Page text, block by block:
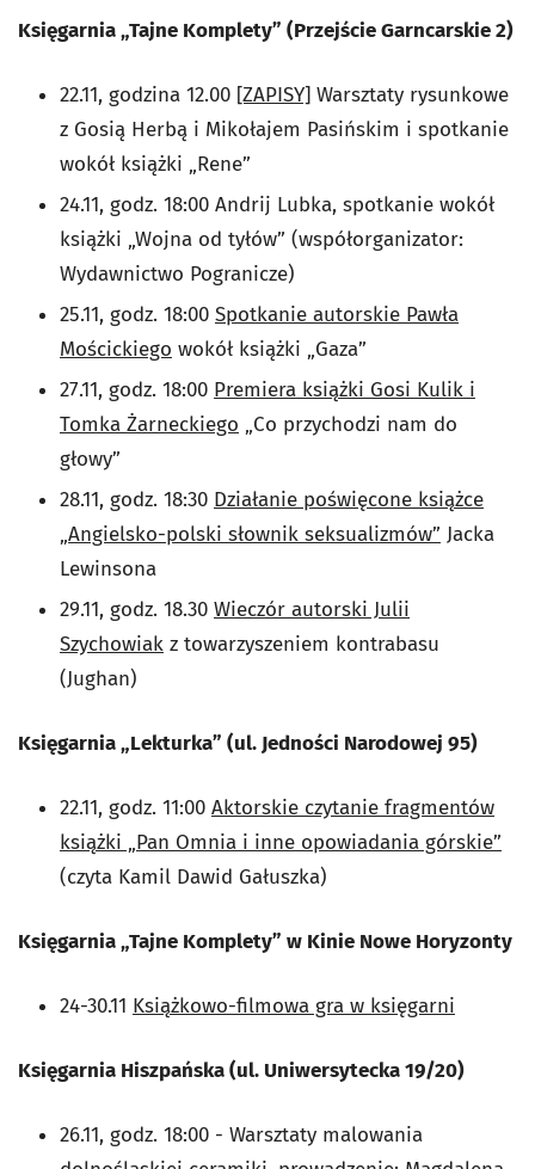
Księgarnia „Tajne Komplety” (Przejście Garncarskie 2)
22.11, godzina 12.00 [ZAPISY] Warsztaty rysunkowe
z Gosią Herbą i Mikołajem Pasińskim i spotkanie
wokół książki „Rene”
24.11, godz. 18:00 Andrij Lubka, spotkanie wokół
książki „Wojna od tyłów” (współorganizator:
Wydawnictwo Pogranicze)
25.11, godz. 18:00 Spotkanie autorskie Pawła
Mościckiego wokół książki „Gaza”
27.11, godz. 18:00 Premiera książki Gosi Kulik i
Tomka Żarneckiego „Co przychodzi nam do
głowy”
28.11, godz. 18:30 Działanie poświęcone książce
„Angielsko-polski słownik seksualizmów” Jacka
Lewinsona
29.11, godz. 18.30 Wieczór autorski Julii
Szychowiak z towarzyszeniem kontrabasu
(Jughan)
Księgarnia „Lekturka” (ul. Jedności Narodowej 95)
22.11, godz. 11:00 Aktorskie czytanie fragmentów
książki „Pan Omnia i inne opowiadania górskie”
(czyta Kamil Dawid Gałuszka)
Księgarnia „Tajne Komplety” w Kinie Nowe Horyzonty
24-30.11 Książkowo-filmowa gra w księgarni
Księgarnia Hiszpańska (ul. Uniwersytecka 19/20)
26.11, godz. 18:00 - Warsztaty malowania